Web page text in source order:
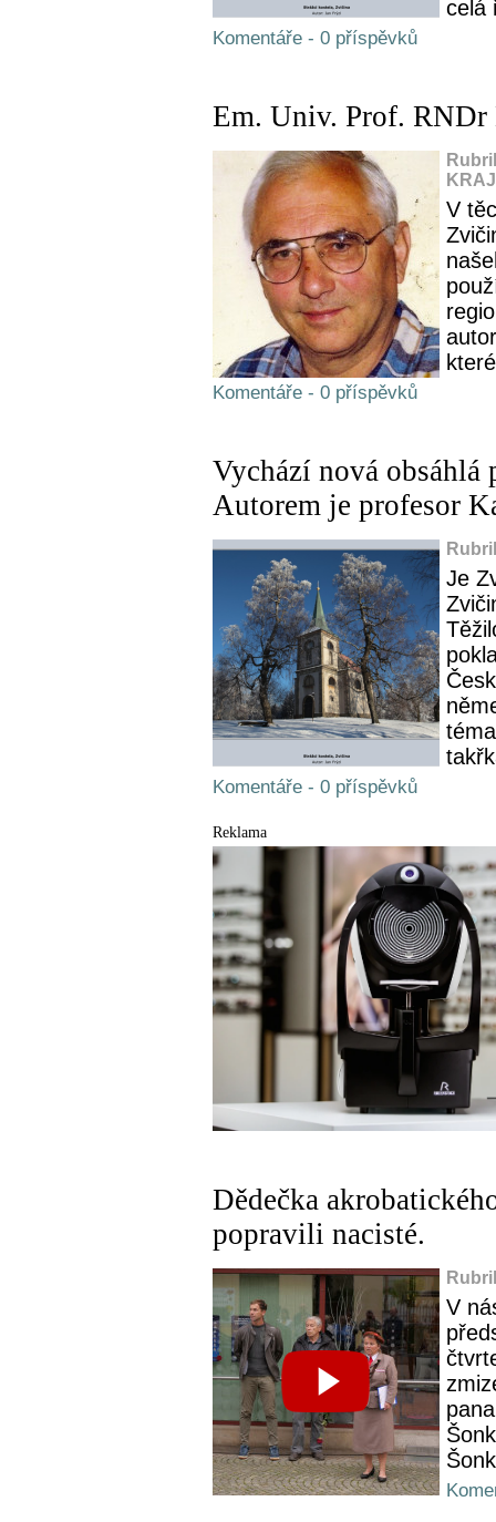
celá
Komentáře - 0 příspěvků
Em. Univ. Prof.
V
Komentáře - 0 příspěvků
Vychází nová
Autorem je profesor
Je
Komentáře - 0 příspěvků
Reklama
Dědečka
popravili nacisté.
V